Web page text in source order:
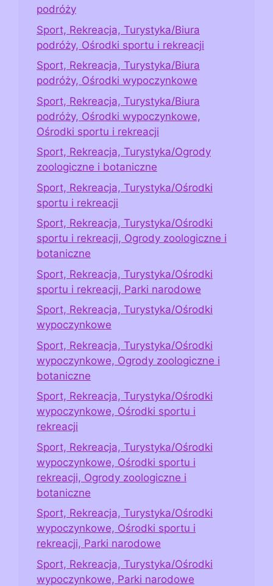
podróży
Sport, Rekreacja, Turystyka/Biura
podróży, Ośrodki sportu i rekreacji
Sport, Rekreacja, Turystyka/Biura
podróży, Ośrodki wypoczynkowe
Sport, Rekreacja, Turystyka/Biura
podróży, Ośrodki wypoczynkowe,
Ośrodki sportu i rekreacji
Sport, Rekreacja, Turystyka/Ogrody
zoologiczne i botaniczne
Sport, Rekreacja, Turystyka/Ośrodki
sportu i rekreacji
Sport, Rekreacja, Turystyka/Ośrodki
sportu i rekreacji, Ogrody zoologiczne i
botaniczne
Sport, Rekreacja, Turystyka/Ośrodki
sportu i rekreacji, Parki narodowe
Sport, Rekreacja, Turystyka/Ośrodki
wypoczynkowe
Sport, Rekreacja, Turystyka/Ośrodki
wypoczynkowe, Ogrody zoologiczne i
botaniczne
Sport, Rekreacja, Turystyka/Ośrodki
wypoczynkowe, Ośrodki sportu i
rekreacji
Sport, Rekreacja, Turystyka/Ośrodki
wypoczynkowe, Ośrodki sportu i
rekreacji, Ogrody zoologiczne i
botaniczne
Sport, Rekreacja, Turystyka/Ośrodki
wypoczynkowe, Ośrodki sportu i
rekreacji, Parki narodowe
Sport, Rekreacja, Turystyka/Ośrodki
wypoczynkowe, Parki narodowe